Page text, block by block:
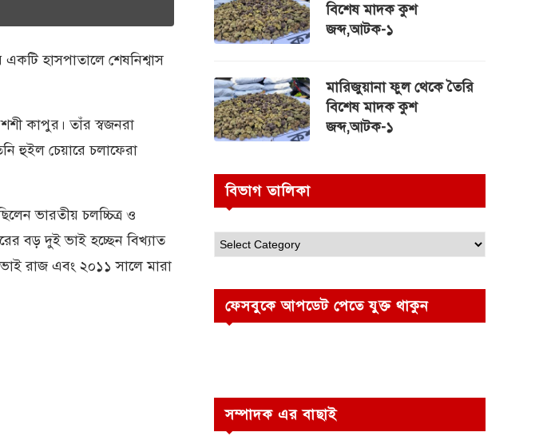
হাসপাতালে শেষনিশ্বাস
কাপুর। তাঁর স্বজনরা
হুইল চেয়ারে চলাফেরা
ভারতীয় চলচ্চিত্র ও
বড় দুই ভাই হচ্ছেন বিখ্যাত
রাজ এবং ২০১১ সালে মারা
বিশেষ মাদক কুশ
জব্দ,আটক-১
মারিজুয়ানা ফুল থেকে তৈরি
বিশেষ মাদক কুশ
জব্দ,আটক-১
বিভাগ তালিকা
ফেসবুকে আপডেট পেতে যুক্ত থাকুন
সম্পাদক এর বাছাই